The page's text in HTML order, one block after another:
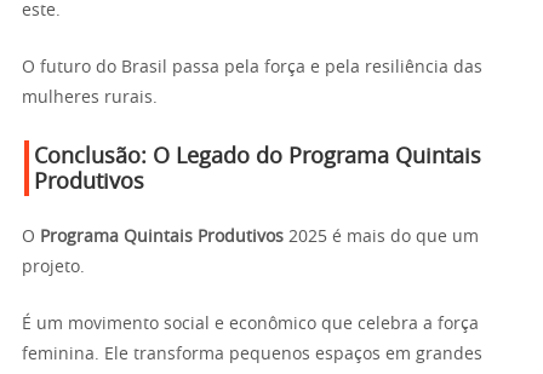
este.
O futuro do Brasil passa pela força e pela resiliência das
mulheres rurais.
Conclusão: O Legado do Programa Quintais
Produtivos
O Programa Quintais Produtivos 2025 é mais do que um
projeto.
É um movimento social e econômico que celebra a força
feminina. Ele transforma pequenos espaços em grandes